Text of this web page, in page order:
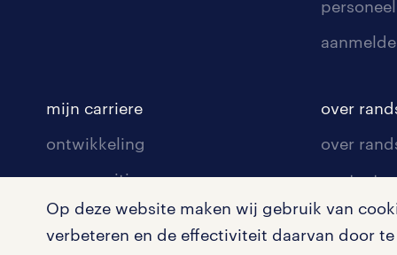
Op deze website maken wij gebruik van
verbeteren en de effectiviteit daarvan door
mijn carriere
ontwikkeling
communities
opleidingen en trainingen
over
over
contact
contact